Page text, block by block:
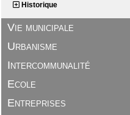
Historique
Vie municipale
Urbanisme
Intercommunalité
Ecole
Entreprises